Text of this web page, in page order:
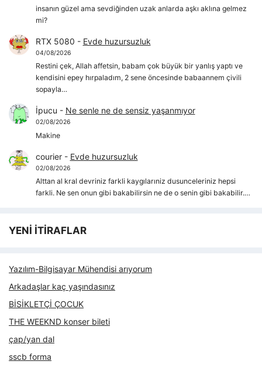
insanın güzel ama sevdiğinden uzak anlarda aşkı aklına gelmez
mi?
RTX 5080 - Evde huzursuzluk
04/08/2026
Restini çek, Allah affetsin, babam çok büyük bir yanlış yaptı ve
kendisini epey hırpaladım, 2 sene öncesinde babaannem çivili
sopayla…
İpucu - Ne senle ne de sensiz yaşanmıyor
02/08/2026
Makine
courier- Evde huzursuzluk
02/08/2026
Alttan al kral devriniz farkli kaygılarıniz dusunceleriniz hepsi
farkli. Ne sen onun gibi bakabilirsin ne de o senin gibi bakabilir.…
YENİ İTİRAFLAR
Yazılım-Bilgisayar Mühendisi arıyorum
Arkadaşlar kaç yaşındasınız
BİSİKLETÇİ ÇOCUK
THE WEEKND konser bileti
çap/yan dal
sscb forma